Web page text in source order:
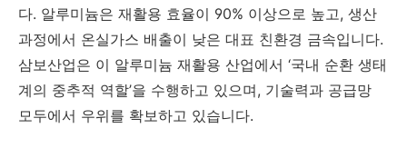
다. 알루미늄은 재활용 효율이 90% 이상으로 높고, 생산
과정에서 온실가스 배출이 낮은 대표 친환경 금속입니다.
삼보산업은 이 알루미늄 재활용 산업에서 ‘국내 순환 생태
계의 중추적 역할’을 수행하고 있으며, 기술력과 공급망
모두에서 우위를 확보하고 있습니다.